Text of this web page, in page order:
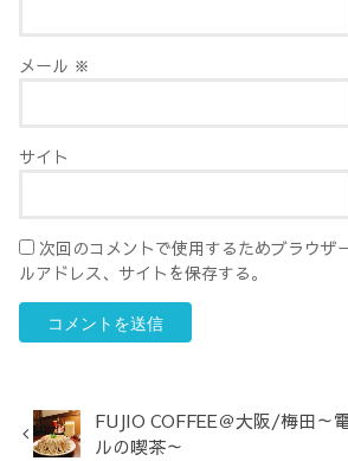
メール ※
サイト
次回のコメントで使用するためブラウザ
ルアドレス、サイトを保存する。
FUJIO COFFEE＠大阪/梅田～
ルの喫茶～